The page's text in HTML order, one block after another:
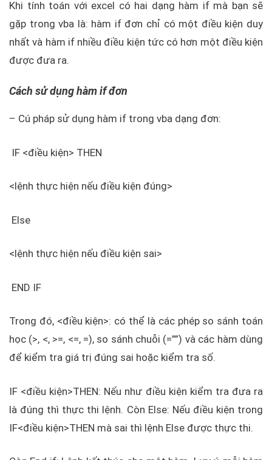
Khi tính toán với excel có hai dạng hàm if mà bạn sẽ
gặp trong vba là: hàm if đơn chỉ có một điều kiện duy
nhất và hàm if nhiều điều kiện tức có hơn một điều kiện
được đưa ra.
Cách sử dụng hàm if đơn
– Cú pháp sử dụng hàm if trong vba dạng đơn:
IF <điều kiện> THEN
<lệnh thực hiện nếu điều kiện đúng>
Else
<lệnh thực hiện nếu điều kiện sai>
END IF
Trong đó, <điều kiện>: có thể là các phép so sánh toán
học (>, <, >=, <=, =), so sánh chuỗi (=””) và các hàm dùng
để kiểm tra giá trị đúng sai hoặc kiểm tra số.
IF <điều kiện>THEN: Nếu như điều kiện kiểm tra đưa ra
là đúng thì thực thi lệnh. Còn Else: Nếu điều kiện trong
IF<điều kiện>THEN mà sai thì lệnh Else được thực thi.